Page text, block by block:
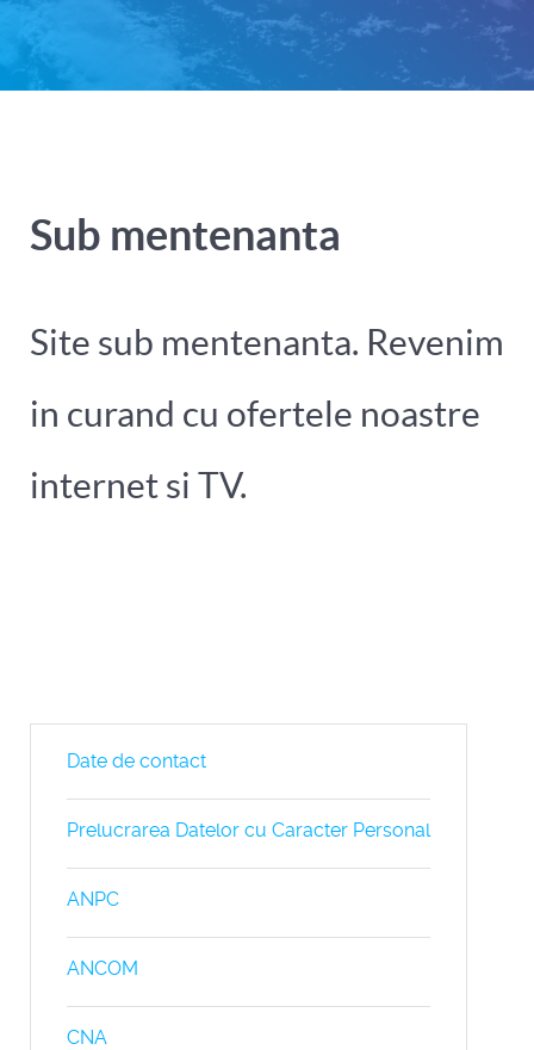
Sub mentenanta
Site sub mentenanta. Revenim
in curand cu ofertele noastre
internet si TV.
Date de contact
Prelucrarea Datelor cu Caracter Personal
ANPC
ANCOM
CNA